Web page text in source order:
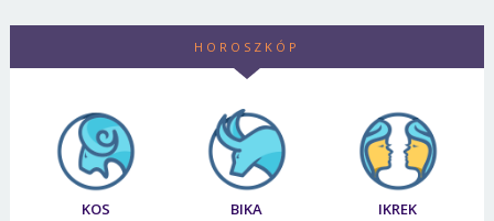
HOROSZKÓP
KOS BIKA IKREK